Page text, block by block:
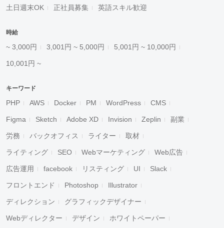
土日週末OK 正社員募集 英語スキル歓迎
時給
~ 3,000円 3,001円 ~ 5,000円 5,001円 ~ 10,000円
10,001円 ~
キーワード
PHP AWS Docker PM WordPress CMS
Figma Sketch Adobe XD Invision Zeplin 副業
労務 バックオフィス ライター 取材
ライティング SEO Webマーケティング Web広告
広告運用 facebook リスティング UI Slack
フロントエンド Photoshop Illustrator
ディレクション グラフィックデザイナー
Webディレクター デザイン ホワイトペーパー